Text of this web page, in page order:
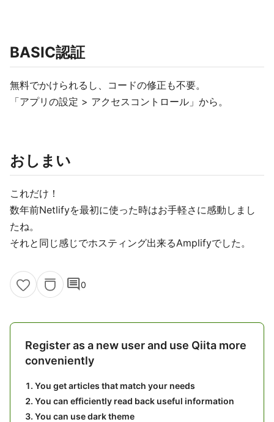
BASIC認証
無料でかけられるし、コードの修正も不要。
「アプリの設定 > アクセスコントロール」から。
おしまい
これだけ！
数年前Netlifyを最初に使った時はお手軽さに感動しまし
たね。
それと同じ感じでホスティング出来るAmplifyでした。
comment0
Register as a new user and use Qiita more
conveniently
You get articles that match your needs
You can efficiently read back useful information
You can use dark theme